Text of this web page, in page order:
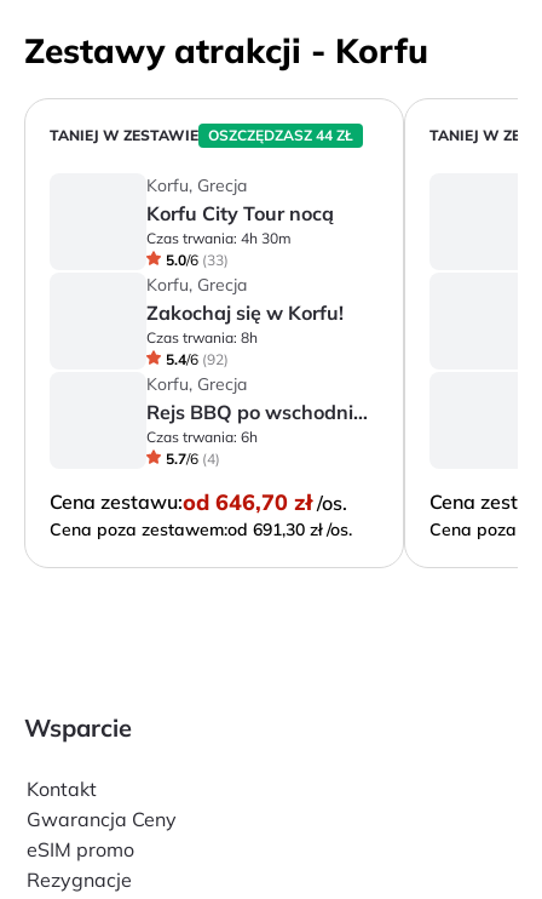
Zestawy atrakcji - Korfu
TANIEJ W ZESTAWIE OSZCZĘDZASZ 44 ZŁ
Korfu, Grecja
Korfu City Tour nocą
Czas trwania: 4h 30m
5.0/6 (33)
Korfu, Grecja
Zakochaj się w Korfu!
Czas trwania: 8h
5.4/6 (92)
Korfu, Grecja
Rejs BBQ po wschodnim wybrzeżu (w j. polskim)
Czas trwania: 6h
5.7/6 (4)
Cena zestawu:od 646,70 zł /os.
Cena poza zestawem:od 691,30 zł /os.
TANIEJ W
Cena
Cena poza
Wsparcie
Kontakt
Gwarancja Ceny
eSIM promo
Rezygnacje